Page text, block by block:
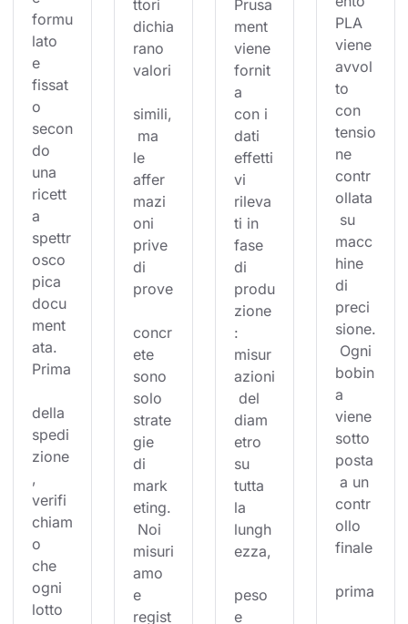
formu
lato
e
fissat
o
secon
do
una
ricett
a
spettr
osco
pica
docu
ment
ata.
Prima
della
spedi
zione
,
verifi
chiam
o
che
ogni
lotto
ttori
dichia
rano
valori
simili,
ma
le
affer
mazi
oni
prive
di
prove
concr
ete
sono
solo
strate
gie
di
mark
eting.
Noi
misuri
amo
e
regist
Prusa
ment
viene
fornit
a
con i
dati
effetti
vi
rileva
ti in
fase
di
produ
zione
:
misur
azioni
del
diam
etro
su
tutta
la
lungh
ezza,
peso
e
PLA
viene
avvol
to
con
tensio
ne
contr
ollata
su
macc
hine
di
preci
sione.
Ogni
bobin
a
viene
sotto
posta
a un
contr
ollo
finale
prima